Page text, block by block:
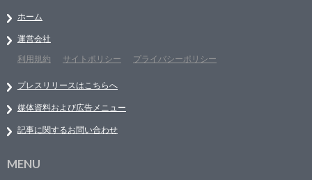
ホーム
運営会社
利用規約
サイトポリシー プライバシーポリシー
プレスリリースはこちらへ
媒体資料および広告メニュー
記事に関するお問い合わせ
MENU